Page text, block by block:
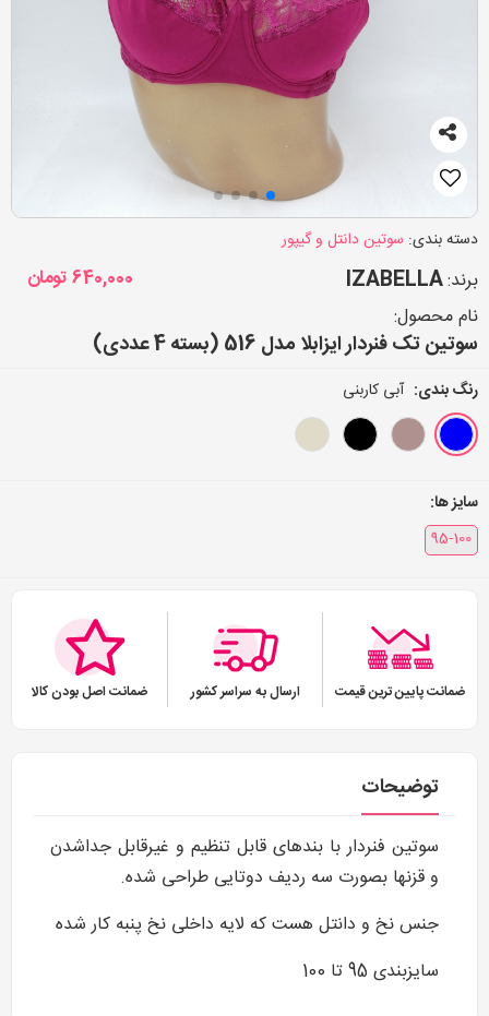
دسته بندی: سوتین دانتل و گیپور
برند:IZABELLA
640,000تومان
نام محصول:
سوتین تک فنردار ایزابلا مدل 516 (بسته 4 عددی)
رنگ بندی: آبی کاربنی
سایز ها:
95-100
ضمانت پایین ترین قیمت ارسال به سراسر کشور ضمانت اصل بودن کالا
توضیحات
سوتین فنردار با بندهای قابل تنظیم و غیرقابل جداشدن
و قزنها بصورت سه ردیف دوتایی طراحی شده.
جنس نخ و دانتل هست که لایه داخلی نخ پنبه کار شده
سایزبندی 95 تا 100